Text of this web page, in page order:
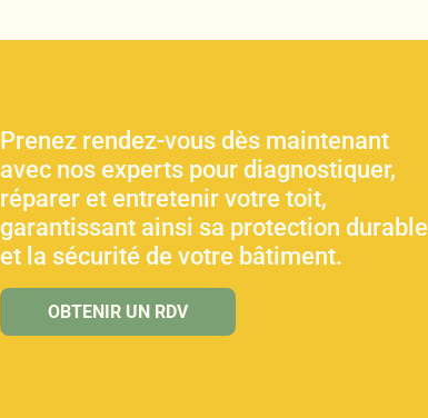
Prenez rendez-vous dès maintenant
avec nos experts pour diagnostiquer,
réparer et entretenir votre toit,
garantissant ainsi sa protection durable
et la sécurité de votre bâtiment.
OBTENIR UN RDV